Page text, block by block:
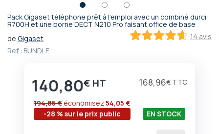
Pack Gigaset téléphone prêt à l'emploi avec un combiné durci
R700H et une borne DECT N210 Pro faisant office de base
14 avis
de Gigaset
Ref : BUNDLE
140,80€ 168,96€
-28 % sur le prix public
194,85 € économisez54,05 €
EN STOCK
Passer
début
de
d’images